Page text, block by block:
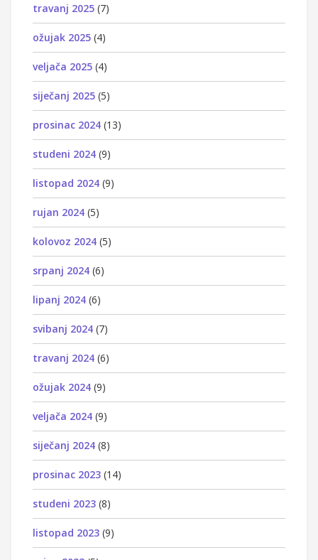
travanj 2025 (7)
ožujak 2025 (4)
veljača 2025 (4)
siječanj 2025 (5)
prosinac 2024 (13)
studeni 2024 (9)
listopad 2024 (9)
rujan 2024 (5)
kolovoz 2024 (5)
srpanj 2024 (6)
lipanj 2024 (6)
svibanj 2024 (7)
travanj 2024 (6)
ožujak 2024 (9)
veljača 2024 (9)
siječanj 2024 (8)
prosinac 2023 (14)
studeni 2023 (8)
listopad 2023 (9)